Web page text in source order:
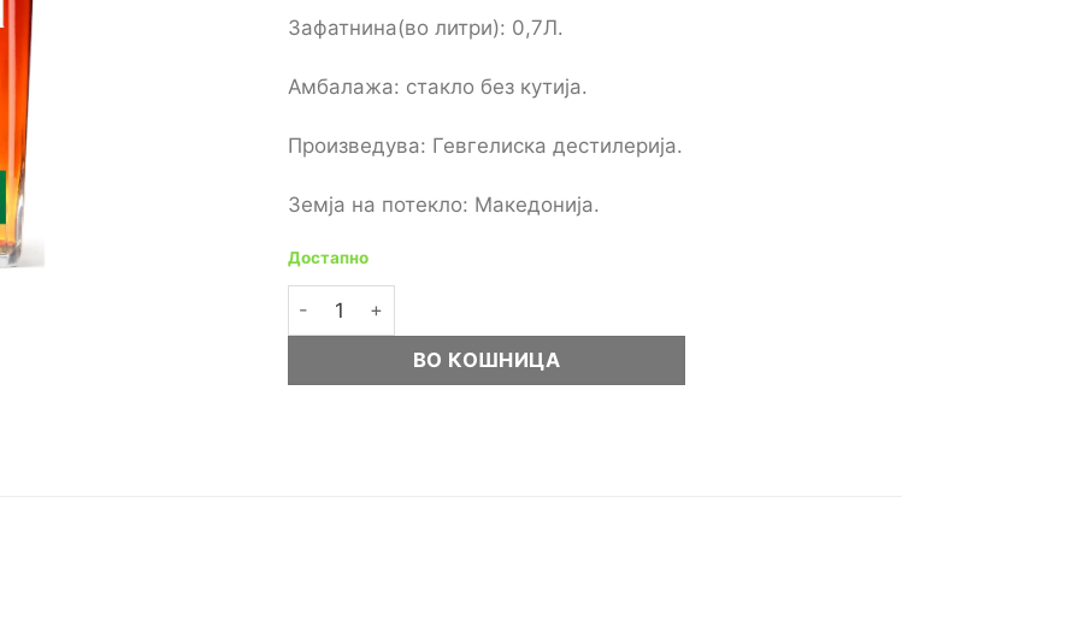
Зафатнина(во литри): 0,7Л.
Амбалажа: стакло без кутија.
Произведува: Гевгелиска дестилерија.
Земја на потекло: Македонија.
Достапно
Gordion Amber ракија 0,7L количина
ВО КОШНИЦА